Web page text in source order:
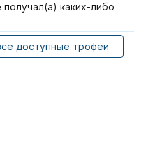
каких-либо
доступные трофеи